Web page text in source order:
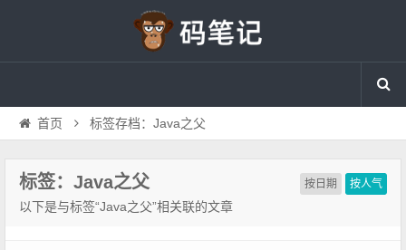
首页 标签存档：Java之父
按日期 按人气
标签：Java之父
以下是与标签“Java之父”相关联的文章